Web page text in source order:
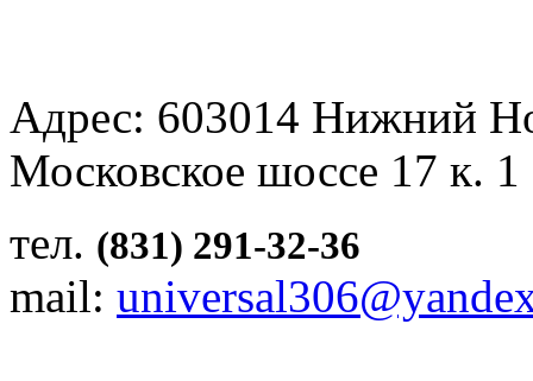
Адрес: 603014 Нижний
Московское шоссе 17 к.
тел. (831) 291-32-36
mail: